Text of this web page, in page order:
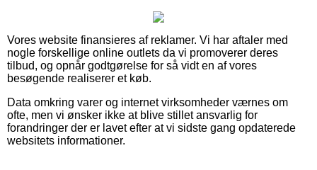
Vores website finansieres af reklamer. Vi har aftaler med
nogle forskellige online outlets da vi promoverer deres
tilbud, og opnår godtgørelse for så vidt en af vores
besøgende realiserer et køb.
Data omkring varer og internet virksomheder værnes om
ofte, men vi ønsker ikke at blive stillet ansvarlig for
forandringer der er lavet efter at vi sidste gang opdaterede
websitets informationer.